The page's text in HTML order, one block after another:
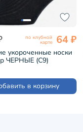
по клубной
карте 64 ₽
укороченные носки
ЧЕРНЫЕ (С9)
в корзину